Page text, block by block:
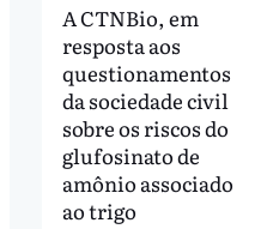
A CTNBio, em
resposta aos
questionamentos
da sociedade civil
sobre os riscos do
glufosinato de
amônio associado
ao trigo